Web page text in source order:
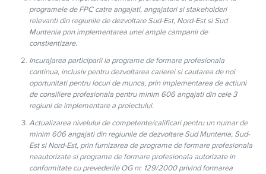
programele de FPC catre angajati, angajatori si stakeholderi
relevanti din regiunile de dezvoltare Sud-Est, Nord-Est si Sud
Muntenia prin implementarea unei ample campanii de
constientizare.
Incurajarea participarii la programe de formare profesionala
continua, inclusiv pentru dezvoltarea carierei si cautarea de noi
oportunitati pentru locuri de munca, prin implementarea de actiuni
de consiliere profesionala pentru minim 606 angajati din cele 3
regiuni de implementare a proiectului.
Actualizarea nivelului de competente/calificari pentru un numar de
minim 606 angajati din regiunile de dezvoltare Sud Muntenia, Sud-
Est si Nord-Est, prin furnizarea de programe de formare profesionala
neautorizate si programe de formare profesionala autorizate in
conformitate cu prevederile OG nr. 129/2000 privind formarea